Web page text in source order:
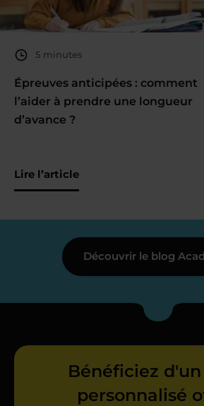
5 minutes
Épreuves anticipées : comment
l’aider à prendre une longueur
d’avance ?
Lire l’article
Découvrir le blog
Bénéficiez
personnalisé